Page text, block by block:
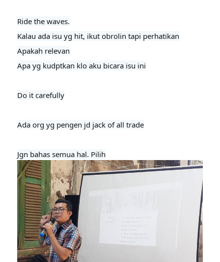
Ride the waves.
Kalau ada isu yg hit, ikut obrolin tapi perhatikan
Apakah relevan
Apa yg kudptkan klo aku bicara isu ini
Do it carefully
Ada org yg pengen jd jack of all trade
Jgn bahas semua hal. Pilih